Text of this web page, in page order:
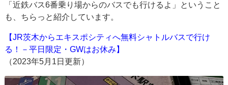
「近鉄バス6番乗り場からのバスでも行けるよ」ということ
も、ちらっと紹介しています。
【JR茨木からエキスポシティへ無料シャトルバスで行け
る！－平日限定・GWはお休み】
（2023年5月1日更新）